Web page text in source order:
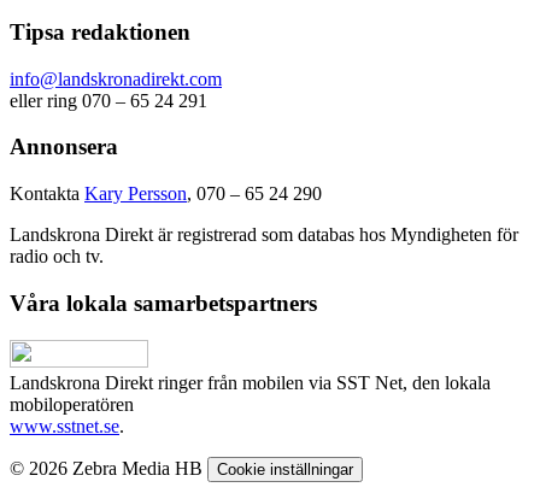
Tipsa redaktionen
info@landskronadirekt.com
eller ring 070 – 65 24 291
Annonsera
Kontakta Kary Persson, 070 – 65 24 290
Landskrona Direkt är registrerad som databas hos Myndigheten för
radio och tv.
Våra lokala samarbetspartners
Landskrona Direkt ringer från mobilen via SST Net, den lokala
mobiloperatören
www.sstnet.se.
© 2026 Zebra Media HB Cookie inställningar